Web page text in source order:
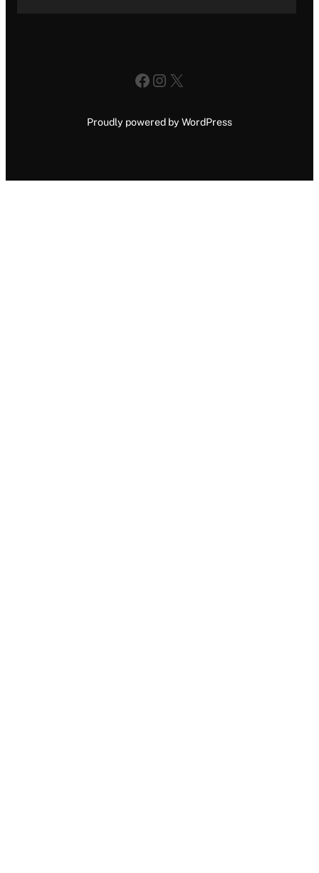
Facebook
Instagram
X
Proudly powered by WordPress